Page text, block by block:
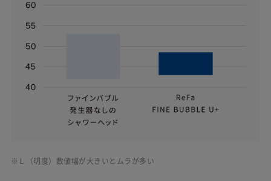
※Ｌ（明度）数値幅が大きいとムラが多い